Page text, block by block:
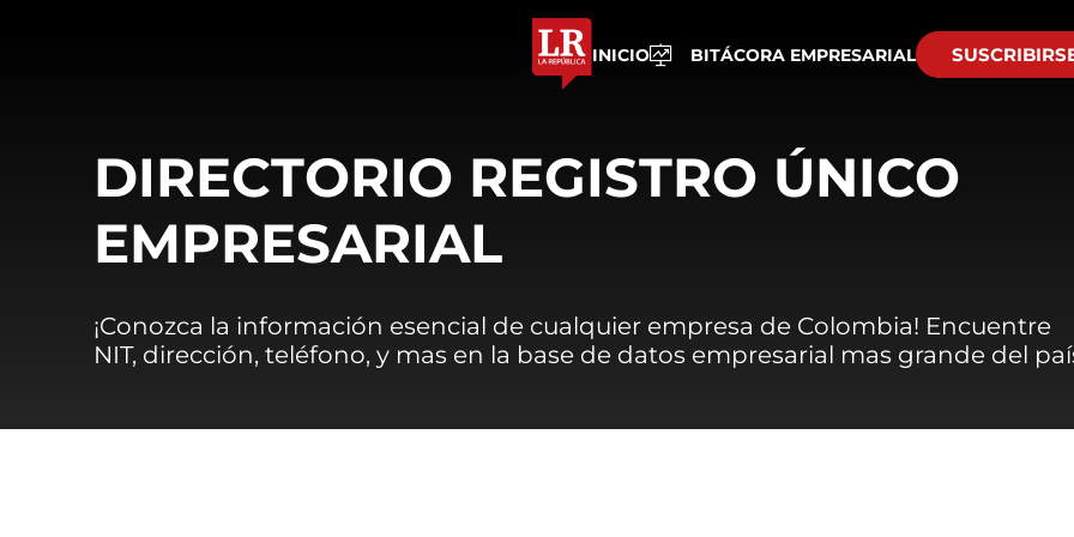
INICIO BITÁCORA EMPRESARIAL
DIRECTORIO REGISTRO ÚNICO
EMPRESARIAL
¡Conozca la información esencial de cualquier empresa de Colombia! Encuentre
NIT, dirección, teléfono, y mas en la base de datos empresarial mas grande del